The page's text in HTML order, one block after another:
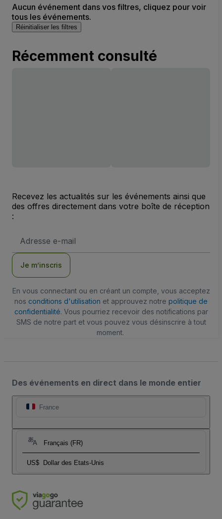
Aucun événement dans vos filtres, cliquez pour voir
tous les événements.
Réinitialiser les filtres
Récemment consulté
Recevez les actualités sur les événements ainsi que
des offres directement dans votre boîte de réception
:
e-
Je m’inscris
En vous connectant ou en créant un compte, vous acceptez
nos conditions d'utilisation et approuvez notre politique de
confidentialité. Vous pourriez recevoir des notifications par
SMS de notre part et vous pouvez vous désinscrire à tout
moment.
Des événements en direct dans le monde entier
France
Français (FR)
US$ Dollar des Etats-Unis